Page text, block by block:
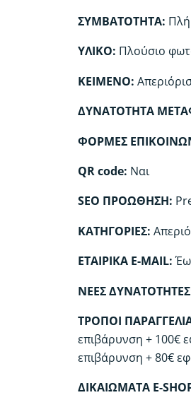
ΣΥΜΒΑΤΟΤΗΤΑ:
ΥΛΙΚΟ: Πλούσιο
KEIMENO:
ΔΥΝΑΤΟΤΗΤΑ
ΦΟΡΜΕΣ
QR code: Ναι
SEO ΠΡΟΩΘΗΣΗ:
ΚΑΤΗΓΟΡΙΕΣ:
ΕΤΑΙΡΙΚΑ E-MAIL:
ΝΕΕΣ
ΤΡΟΠΟΙ
επιβάρυνση + 100€
επιβάρυνση + 80€
ΔΙΚΑΙΩΜΑΤΑ E-